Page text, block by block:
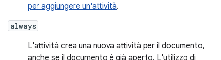
per aggiungere un'attività.
always
L'attività crea una nuova attività per il documento,
anche se il documento è già aperto. L'utilizzo di